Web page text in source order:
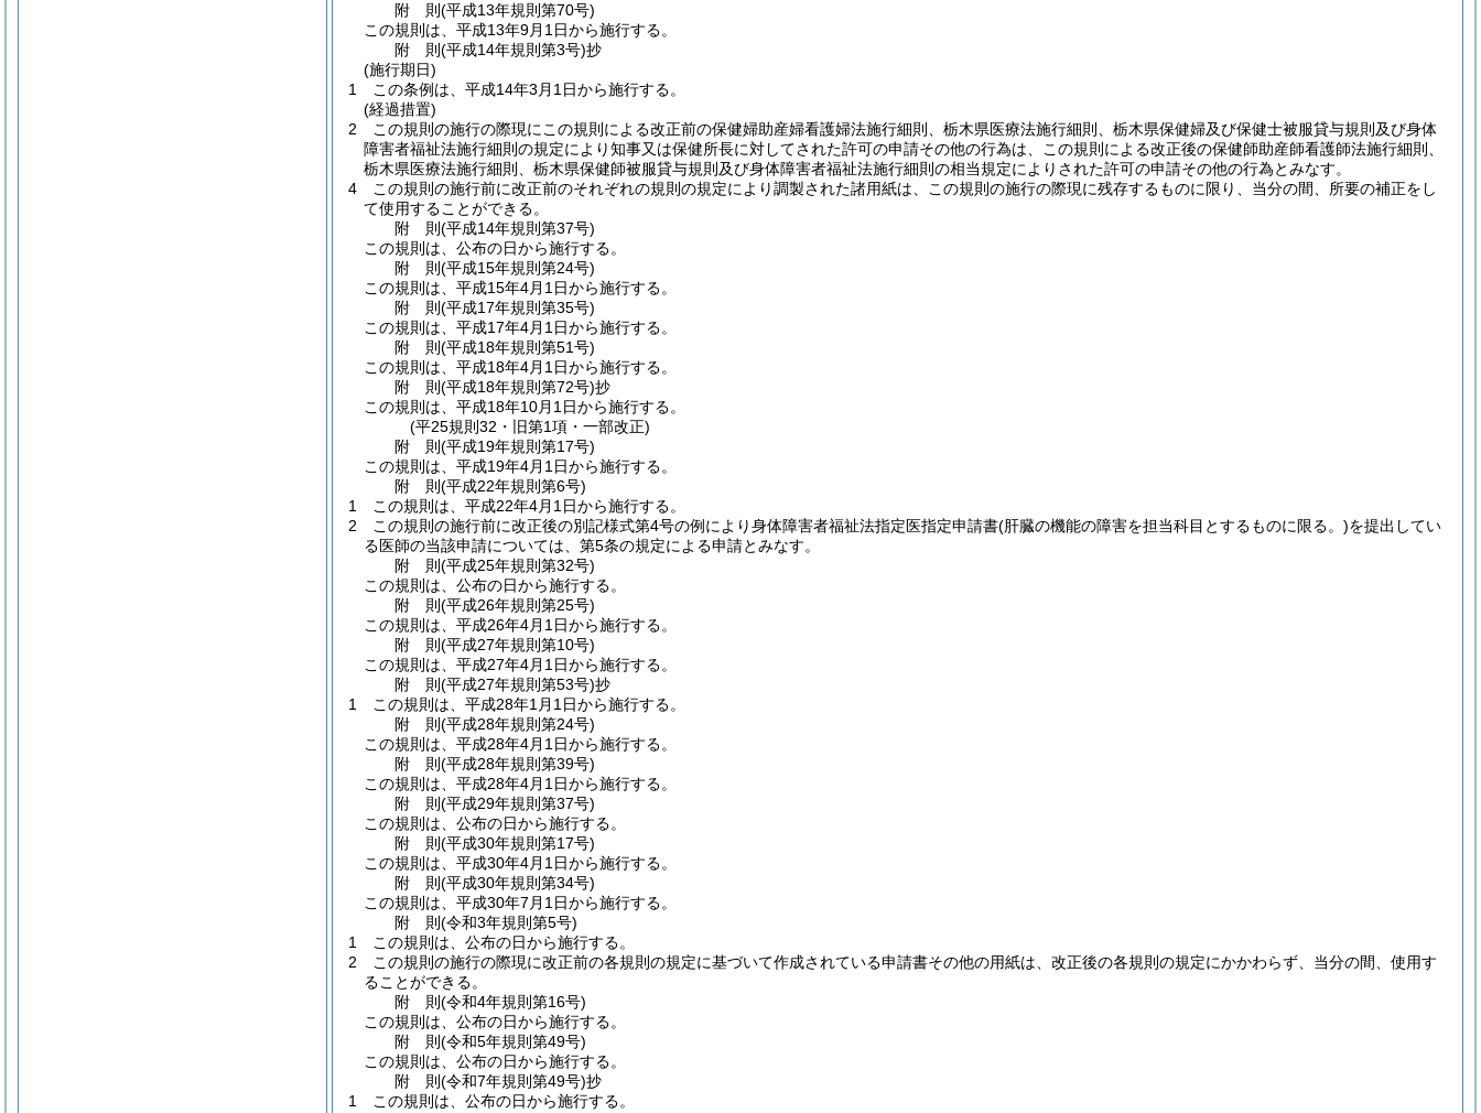
附 則(平成13年規則第70号)
この規則は、平成13年9月1日から施行する。
附 則(平成14年規則第3号)抄
(施行期日)
1
この条例は、平成14年3月1日から施行する。
(経過措置)
2
この規則の施行の際現にこの規則による改正前の保健婦助産婦看護婦法施行細則、栃木県医療法施行細則、栃木県保健婦及び保健士被服貸与規則及び身体
障害者福祉法施行細則の規定により知事又は保健所長に対してされた許可の申請その他の行為は、この規則による改正後の保健師助産師看護師法施行細則、
栃木県医療法施行細則、栃木県保健師被服貸与規則及び身体障害者福祉法施行細則の相当規定によりされた許可の申請その他の行為とみなす。
4
この規則の施行前に改正前のそれぞれの規則の規定により調製された諸用紙は、この規則の施行の際現に残存するものに限り、当分の間、所要の補正をし
て使用することができる。
附 則(平成14年規則第37号)
この規則は、公布の日から施行する。
附 則(平成15年規則第24号)
この規則は、平成15年4月1日から施行する。
附 則(平成17年規則第35号)
この規則は、平成17年4月1日から施行する。
附 則(平成18年規則第51号)
この規則は、平成18年4月1日から施行する。
附 則(平成18年規則第72号)抄
この規則は、平成18年10月1日から施行する。
(平25規則32・旧第1項・一部改正)
附 則(平成19年規則第17号)
この規則は、平成19年4月1日から施行する。
附 則(平成22年規則第6号)
1
この規則は、平成22年4月1日から施行する。
2
この規則の施行前に改正後の別記様式第4号の例により身体障害者福祉法指定医指定申請書(肝臓の機能の障害を担当科目とするものに限る。)を提出してい
る医師の当該申請については、第5条の規定による申請とみなす。
附 則(平成25年規則第32号)
この規則は、公布の日から施行する。
附 則(平成26年規則第25号)
この規則は、平成26年4月1日から施行する。
附 則(平成27年規則第10号)
この規則は、平成27年4月1日から施行する。
附 則(平成27年規則第53号)抄
1
この規則は、平成28年1月1日から施行する。
附 則(平成28年規則第24号)
この規則は、平成28年4月1日から施行する。
附 則(平成28年規則第39号)
この規則は、平成28年4月1日から施行する。
附 則(平成29年規則第37号)
この規則は、公布の日から施行する。
附 則(平成30年規則第17号)
この規則は、平成30年4月1日から施行する。
附 則(平成30年規則第34号)
この規則は、平成30年7月1日から施行する。
附 則(令和3年規則第5号)
1
この規則は、公布の日から施行する。
2
この規則の施行の際現に改正前の各規則の規定に基づいて作成されている申請書その他の用紙は、改正後の各規則の規定にかかわらず、当分の間、使用す
ることができる。
附 則(令和4年規則第16号)
この規則は、公布の日から施行する。
附 則(令和5年規則第49号)
この規則は、公布の日から施行する。
附 則(令和7年規則第49号)抄
1
この規則は、公布の日から施行する。